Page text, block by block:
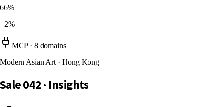
66%
−2%
MCP · 8 domains
Modern Asian Art · Hong Kong
Sale 042 · Insights